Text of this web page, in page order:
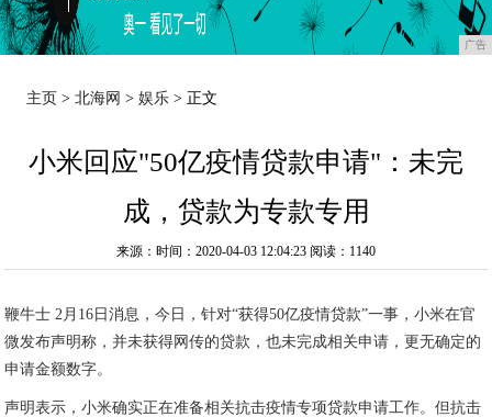
广告
主页 >北海网 >娱乐 > 正文
小米回应"50亿疫情贷款申请"：未完
成，贷款为专款专用
来源：时间：2020-04-03 12:04:23 阅读：1140
鞭牛士 2月16日消息，今日，针对“获得50亿疫情贷款”一事，小米在官
微发布声明称，并未获得网传的贷款，也未完成相关申请，更无确定的
申请金额数字。
声明表示，小米确实正在准备相关抗击疫情专项贷款申请工作。但抗击